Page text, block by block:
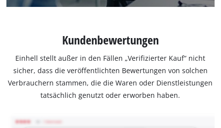
Kundenbewertungen
Einhell stellt außer in den Fällen „Verifizierter Kauf“ nicht
sicher, dass die veröffentlichten Bewertungen von solchen
Verbrauchern stammen, die die Waren oder Dienstleistungen
tatsächlich genutzt oder erworben haben.